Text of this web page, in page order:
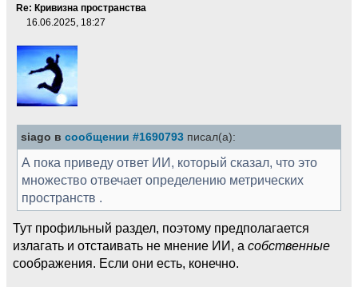
Re: Кривизна пространства
16.06.2025, 18:27
siago в сообщении #1690793 писал(а):
А пока приведу ответ ИИ, который сказал, что это
множество отвечает определению метрических
пространств .
Тут профильный раздел, поэтому предполагается
излагать и отстаивать не мнение ИИ, а собственные
соображения. Если они есть, конечно.